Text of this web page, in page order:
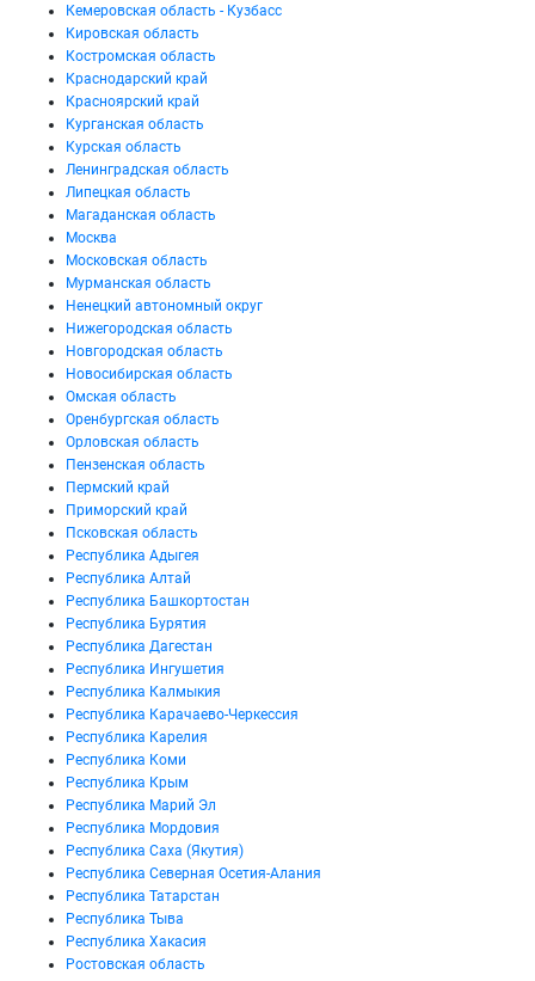
Кемеровская область - Кузбасс
Кировская область
Костромская область
Краснодарский край
Красноярский край
Курганская область
Курская область
Ленинградская область
Липецкая область
Магаданская область
Москва
Московская область
Мурманская область
Ненецкий автономный округ
Нижегородская область
Новгородская область
Новосибирская область
Омская область
Оренбургская область
Орловская область
Пензенская область
Пермский край
Приморский край
Псковская область
Республика Адыгея
Республика Алтай
Республика Башкортостан
Республика Бурятия
Республика Дагестан
Республика Ингушетия
Республика Калмыкия
Республика Карачаево-Черкессия
Республика Карелия
Республика Коми
Республика Крым
Республика Марий Эл
Республика Мордовия
Республика Саха (Якутия)
Республика Северная Осетия-Алания
Республика Татарстан
Республика Тыва
Республика Хакасия
Ростовская область